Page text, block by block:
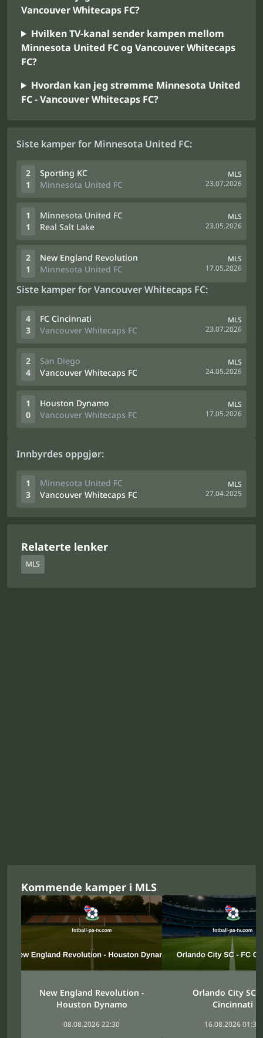
Vancouver Whitecaps FC?
Hvilken TV-kanal sender kampen mellom
Minnesota United FC og Vancouver Whitecaps
FC?
Hvordan kan jeg strømme Minnesota United
FC - Vancouver Whitecaps FC?
Siste kamper for Minnesota United FC:
2
1
Sporting KC
Minnesota United FC
MLS
23.07.2026
1
1
Minnesota United FC
Real Salt Lake
MLS
23.05.2026
2
1
New England Revolution
Minnesota United FC
MLS
17.05.2026
Siste kamper for Vancouver Whitecaps FC:
4
3
FC Cincinnati
Vancouver Whitecaps FC
MLS
23.07.2026
2
4
San Diego
Vancouver Whitecaps FC
MLS
24.05.2026
1
0
Houston Dynamo
Vancouver Whitecaps FC
MLS
17.05.2026
Innbyrdes oppgjør:
1
3
Minnesota United FC
Vancouver Whitecaps FC
MLS
27.04.2025
Relaterte lenker
MLS
Kommende kamper i MLS
New England Revolution -
Houston Dynamo
08.08.2026 22:30
Orlando City SC -
Cincinnati
16.08.2026 01:30